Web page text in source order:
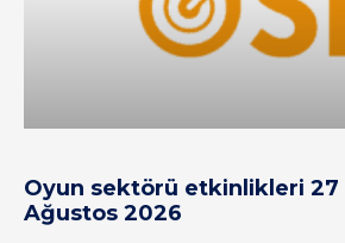
Oyun sektörü etkinlikleri 27
Ağustos 2026